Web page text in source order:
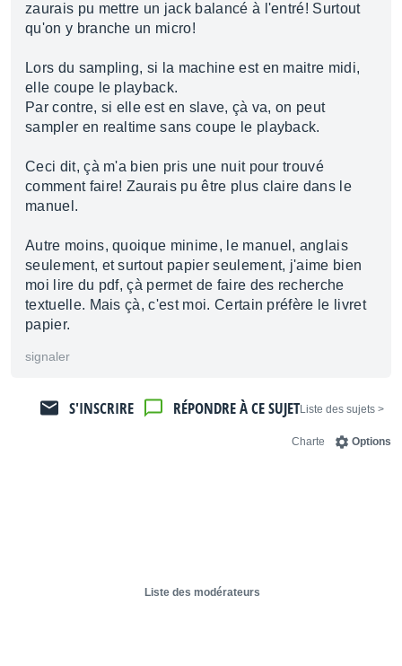
zaurais pu mettre un jack balancé à l'entré! Surtout
qu'on y branche un micro!
Lors du sampling, si la machine est en maitre midi,
elle coupe le playback.
Par contre, si elle est en slave, çà va, on peut
sampler en realtime sans coupe le playback.
Ceci dit, çà m'a bien pris une nuit pour trouvé
comment faire! Zaurais pu être plus claire dans le
manuel.
Autre moins, quoique minime, le manuel, anglais
seulement, et surtout papier seulement, j'aime bien
moi lire du pdf, çà permet de faire des recherche
textuelle. Mais çà, c'est moi. Certain préfère le livret
papier.
signaler
< Liste des sujets
RÉPONDRE À CE SUJET
S'INSCRIRE
Options
Charte
Liste des modérateurs